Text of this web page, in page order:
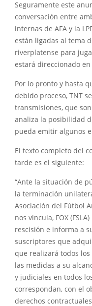
Seguramente este
conversación entre
internas de AFA y la
están ligadas al tema
riverplatense para
estará direccionado
Por lo pronto y hasta
debido proceso, TNT
transmisiones, que
analiza la posibilidad
pueda emitir algunos
El texto completo del
tarde es el siguiente:
“Ante la situación de
la terminación
Asociación del Fútbol
nos vincula, FOX
rescisión e informa a
suscriptores que
que realizará todos
las medidas a su
y judiciales en todos
correspondan, con el
derechos